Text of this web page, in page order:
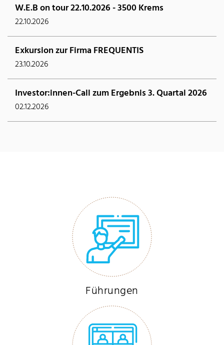
W.E.B on tour 22.10.2026 - 3500 Krems
22.10.2026
Exkursion zur Firma FREQUENTIS
23.10.2026
Investor:innen-Call zum Ergebnis 3. Quartal 2026
02.12.2026
Führungen